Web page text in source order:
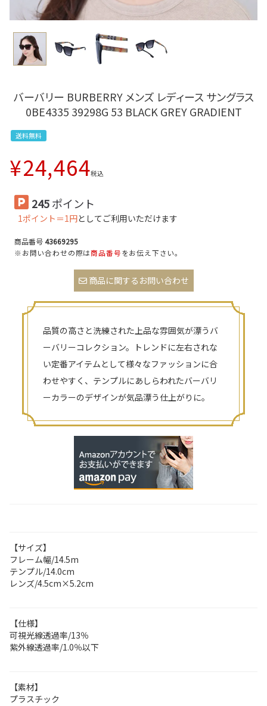
バーバリー BURBERRY メンズ レディース サングラス
0BE4335 39298G 53 BLACK GREY GRADIENT
送料無料
¥24,464税込
245ポイント
1ポイント＝1円としてご利用いただけます
商品番号43669295
※お問い合わせの際は商品番号をお伝え下さい。
商品に関するお問い合わせ
品質の高さと洗練された上品な雰囲気が漂うバ
ーバリーコレクション。トレンドに左右されな
い定番アイテムとして様々なファッションに合
わせやすく、テンプルにあしらわれたバーバリ
ーカラーのデザインが気品漂う仕上がりに。
【サイズ】
フレーム幅/14.5m
テンプル/14.0cm
レンズ/4.5cm×5.2cm
【仕様】
可視光線透過率/13％
紫外線透過率/1.0％以下
【素材】
プラスチック